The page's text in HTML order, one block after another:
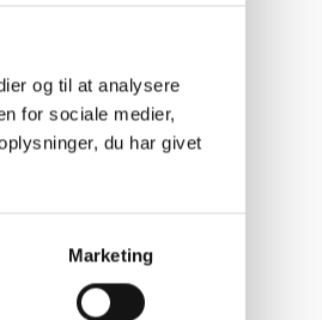
og til at analysere
for sociale medier,
du har givet
Marketing
en